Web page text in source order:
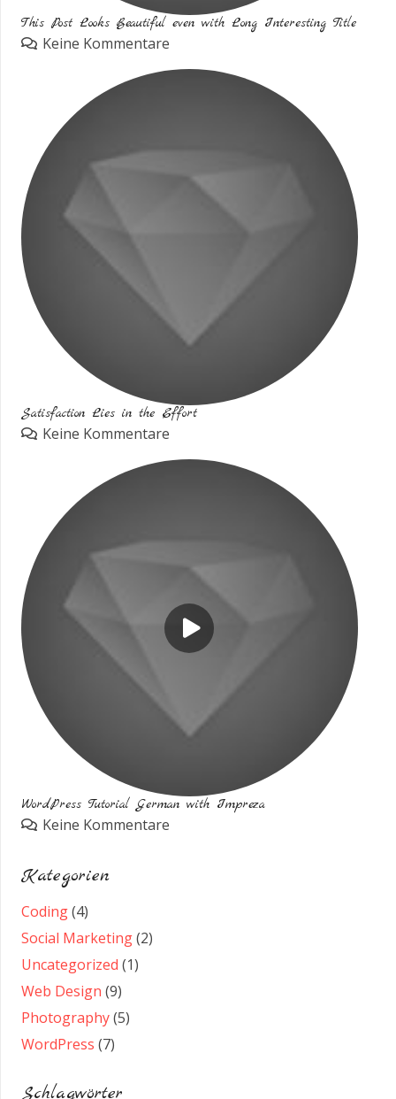
This Post Looks Beautiful even with Long Interesting Title
Keine Kommentare
Satisfaction Lies in the Effort
Keine Kommentare
WordPress Tutorial German with Impreza
Keine Kommentare
Kategorien
Coding(4)
Social Marketing(2)
Uncategorized (1)
Web Design (9)
Photography(5)
WordPress (7)
Schlagwörter